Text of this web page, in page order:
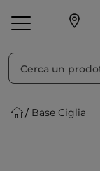
Make-up
Base Ciglia
Ordina per